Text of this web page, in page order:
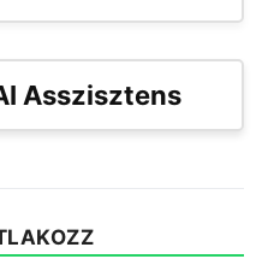
Asszisztens